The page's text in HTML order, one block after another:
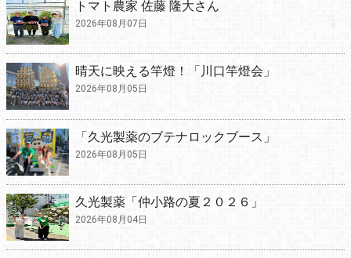
トマト農家 佐藤 隆大さん
2026年08月07日
晴天に映える竿燈！「川口竿燈会」
2026年08月05日
「久光製薬のブテナロックブース」
2026年08月05日
久光製薬「仲小路の夏２０２６」
2026年08月04日